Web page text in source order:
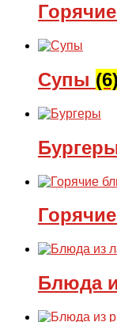
Супы (6)
Блюда